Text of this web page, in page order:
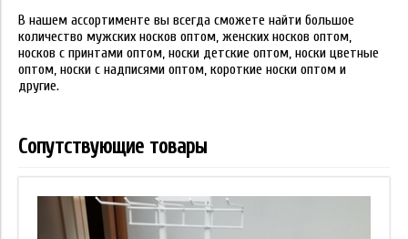
В нашем ассортименте вы всегда сможете найти большое
количество мужских носков оптом, женских носков оптом,
носков с принтами оптом, носки детские оптом, носки цветные
оптом, носки с надписями оптом, короткие носки оптом и
другие.
Сопутствующие товары